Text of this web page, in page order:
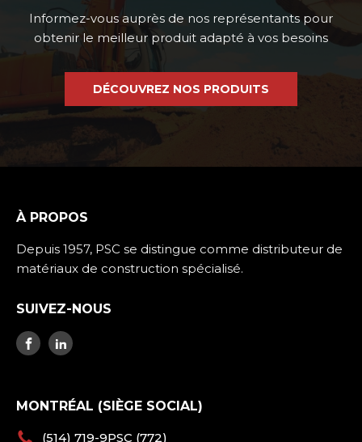
Informez-vous auprès de nos représentants pour
obtenir le meilleur produit adapté à vos besoins
DÉCOUVREZ NOS PRODUITS
À PROPOS
Depuis 1957, PSC se distingue comme distributeur de
matériaux de construction spécialisé.
SUIVEZ-NOUS
MONTRÉAL (SIÈGE SOCIAL)
(514) 719-9PSC (772)